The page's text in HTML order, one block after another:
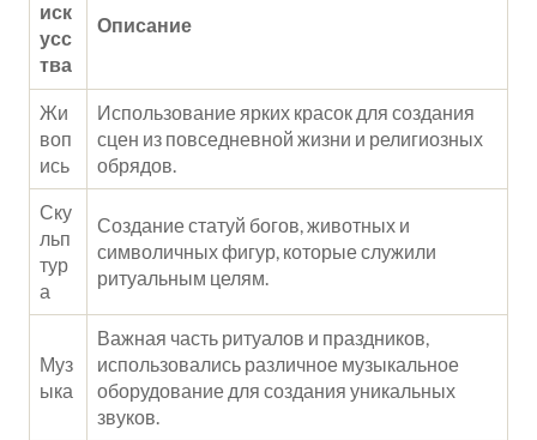
иск
усс
тва
Описание
Жи
воп
ись
Использование ярких красок для создания
сцен из повседневной жизни и религиозных
обрядов.
Ску
льп
тур
а
Создание статуй богов, животных и
символичных фигур, которые служили
ритуальным целям.
Муз
ыка
Важная часть ритуалов и праздников,
использовались различное музыкальное
оборудование для создания уникальных
звуков.